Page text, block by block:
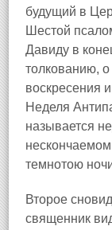
будущий в
Шестой
Давиду в
толкованию,
воскресения
Неделя
называется
темнотою
Второе
священник